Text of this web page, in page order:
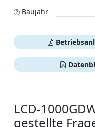
Baujahr
LCD-
gestellte